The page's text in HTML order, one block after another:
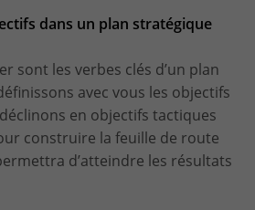
dans un plan stratégique
sont les verbes clés d’un plan
avec vous les objectifs
en objectifs tactiques
construire la feuille de route
d’atteindre les résultats